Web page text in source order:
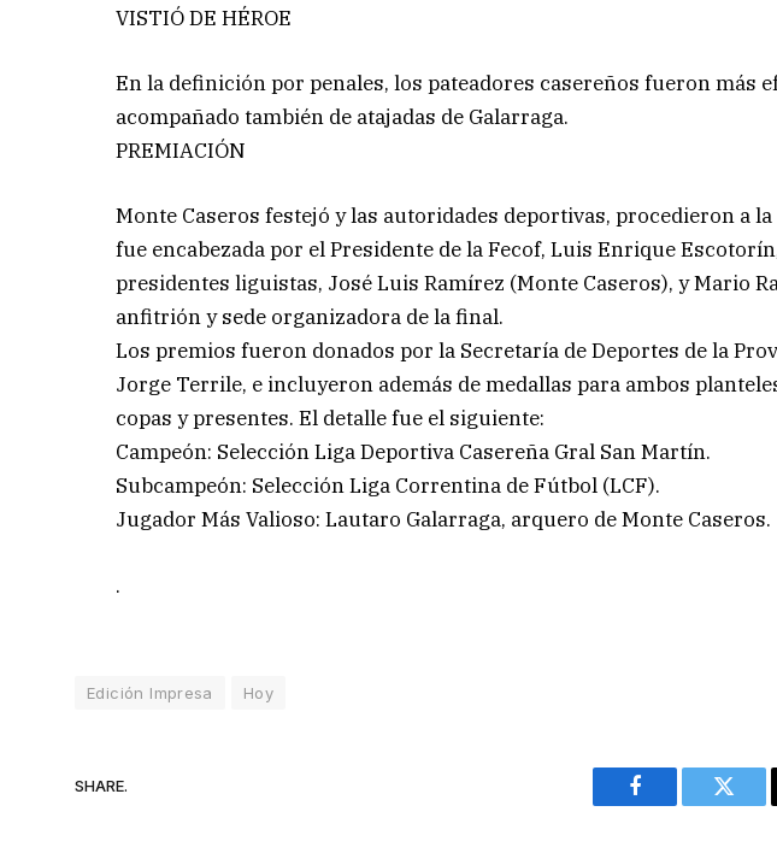
VISTIÓ DE HÉROE
En la definición por penales, los pateadores casereños fueron más
acompañado también de atajadas de Galarraga.
PREMIACIÓN
Monte Caseros festejó y las autoridades deportivas, procedieron a
fue encabezada por el Presidente de la Fecof, Luis Enrique
presidentes liguistas, José Luis Ramírez (Monte Caseros), y Mario
anfitrión y sede organizadora de la final.
Los premios fueron donados por la Secretaría de Deportes de la
Jorge Terrile, e incluyeron además de medallas para ambos
copas y presentes. El detalle fue el siguiente:
Campeón: Selección Liga Deportiva Casereña Gral San Martín.
Subcampeón: Selección Liga Correntina de Fútbol (LCF).
Jugador Más Valioso: Lautaro Galarraga, arquero de Monte Caseros.
.
Edición Impresa Hoy
SHARE.
Facebook